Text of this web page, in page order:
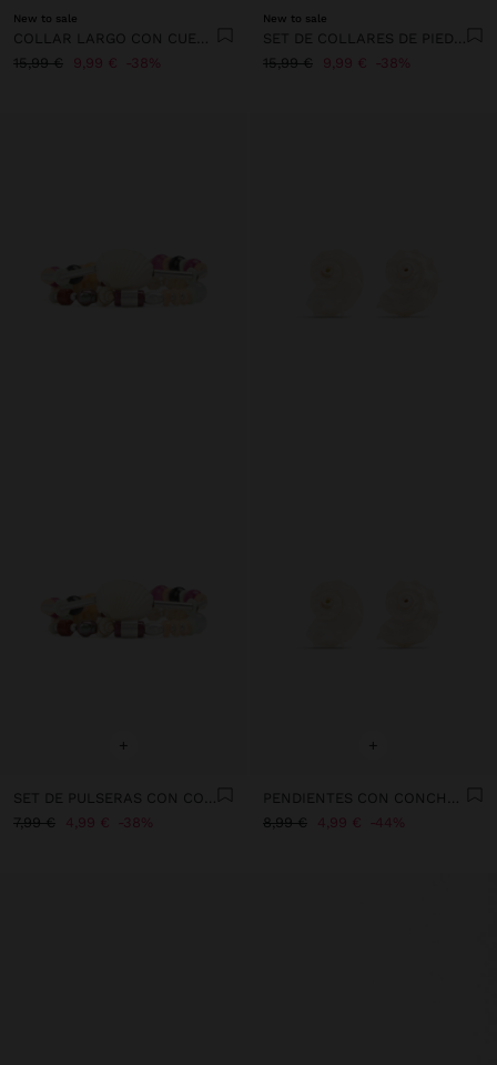
New to sale
15,99 €
9,99 € 38%
New to sale
15,99 €
9,99 € 38%
+
SET DE PULSERAS CON CONCHAS Y PIEDRAS
7,99 €
4,99 € 38%
+
PENDIENTES CON CONCHA CARACOL ESPIRAL
8,99 €
4,99 € 44%